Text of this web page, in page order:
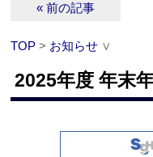
« 前の記事
TOP > お知らせ ∨
2025年度 年末